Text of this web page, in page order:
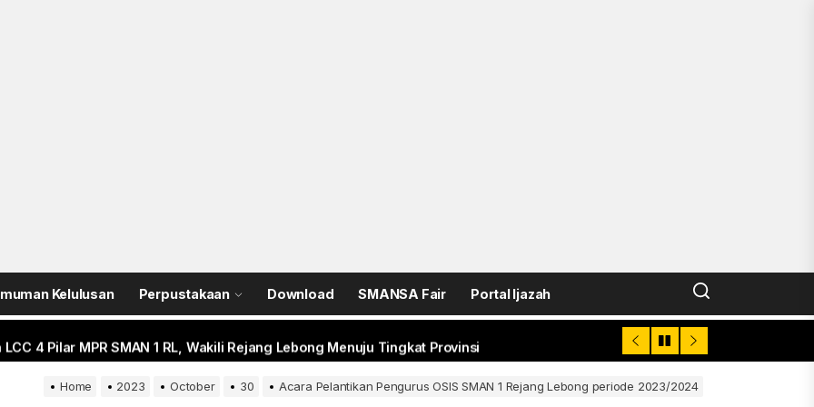
Kelulusan Perpustakaan Download SMANSA Fair Portal Ijazah
SMANSA Sistem Manajemen Arsip dan Informasi Surat, Menuju Smart School – Edugital
LCC 4 Pilar MPR SMAN 1 RL, Wakili Rejang Lebong Menuju Tingkat Provinsi
SMANSA Pramabansa Juara Umum di Mahoni Championship XXIII 2026
Home 2023 October 30 Acara Pelantikan Pengurus OSIS SMAN 1 Rejang Lebong periode 2023/2024